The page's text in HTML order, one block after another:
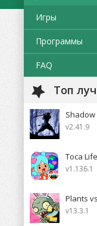
Игры
Программы
FAQ
Топ
Shadow
v2.41.9
Toca
v1.136.1
Plants
v13.3.1